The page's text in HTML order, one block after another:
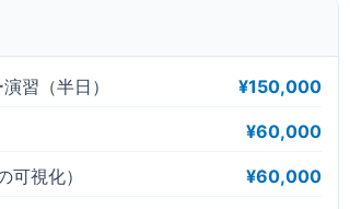
習（半日） ¥150,000
¥60,000
視化） ¥60,000